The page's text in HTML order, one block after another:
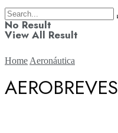
No Result
View All Result
Home Aeronáutica
AEROBREVES